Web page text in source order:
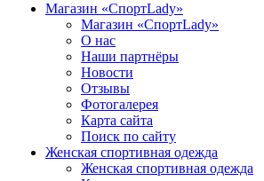
Магазин «СпортLady»
Магазин «СпортLady»
О нас
Наши партнёры
Новости
Отзывы
Фотогалерея
Карта сайта
Поиск по сайту
Женская спортивная одежда
Женская спортивная одежда